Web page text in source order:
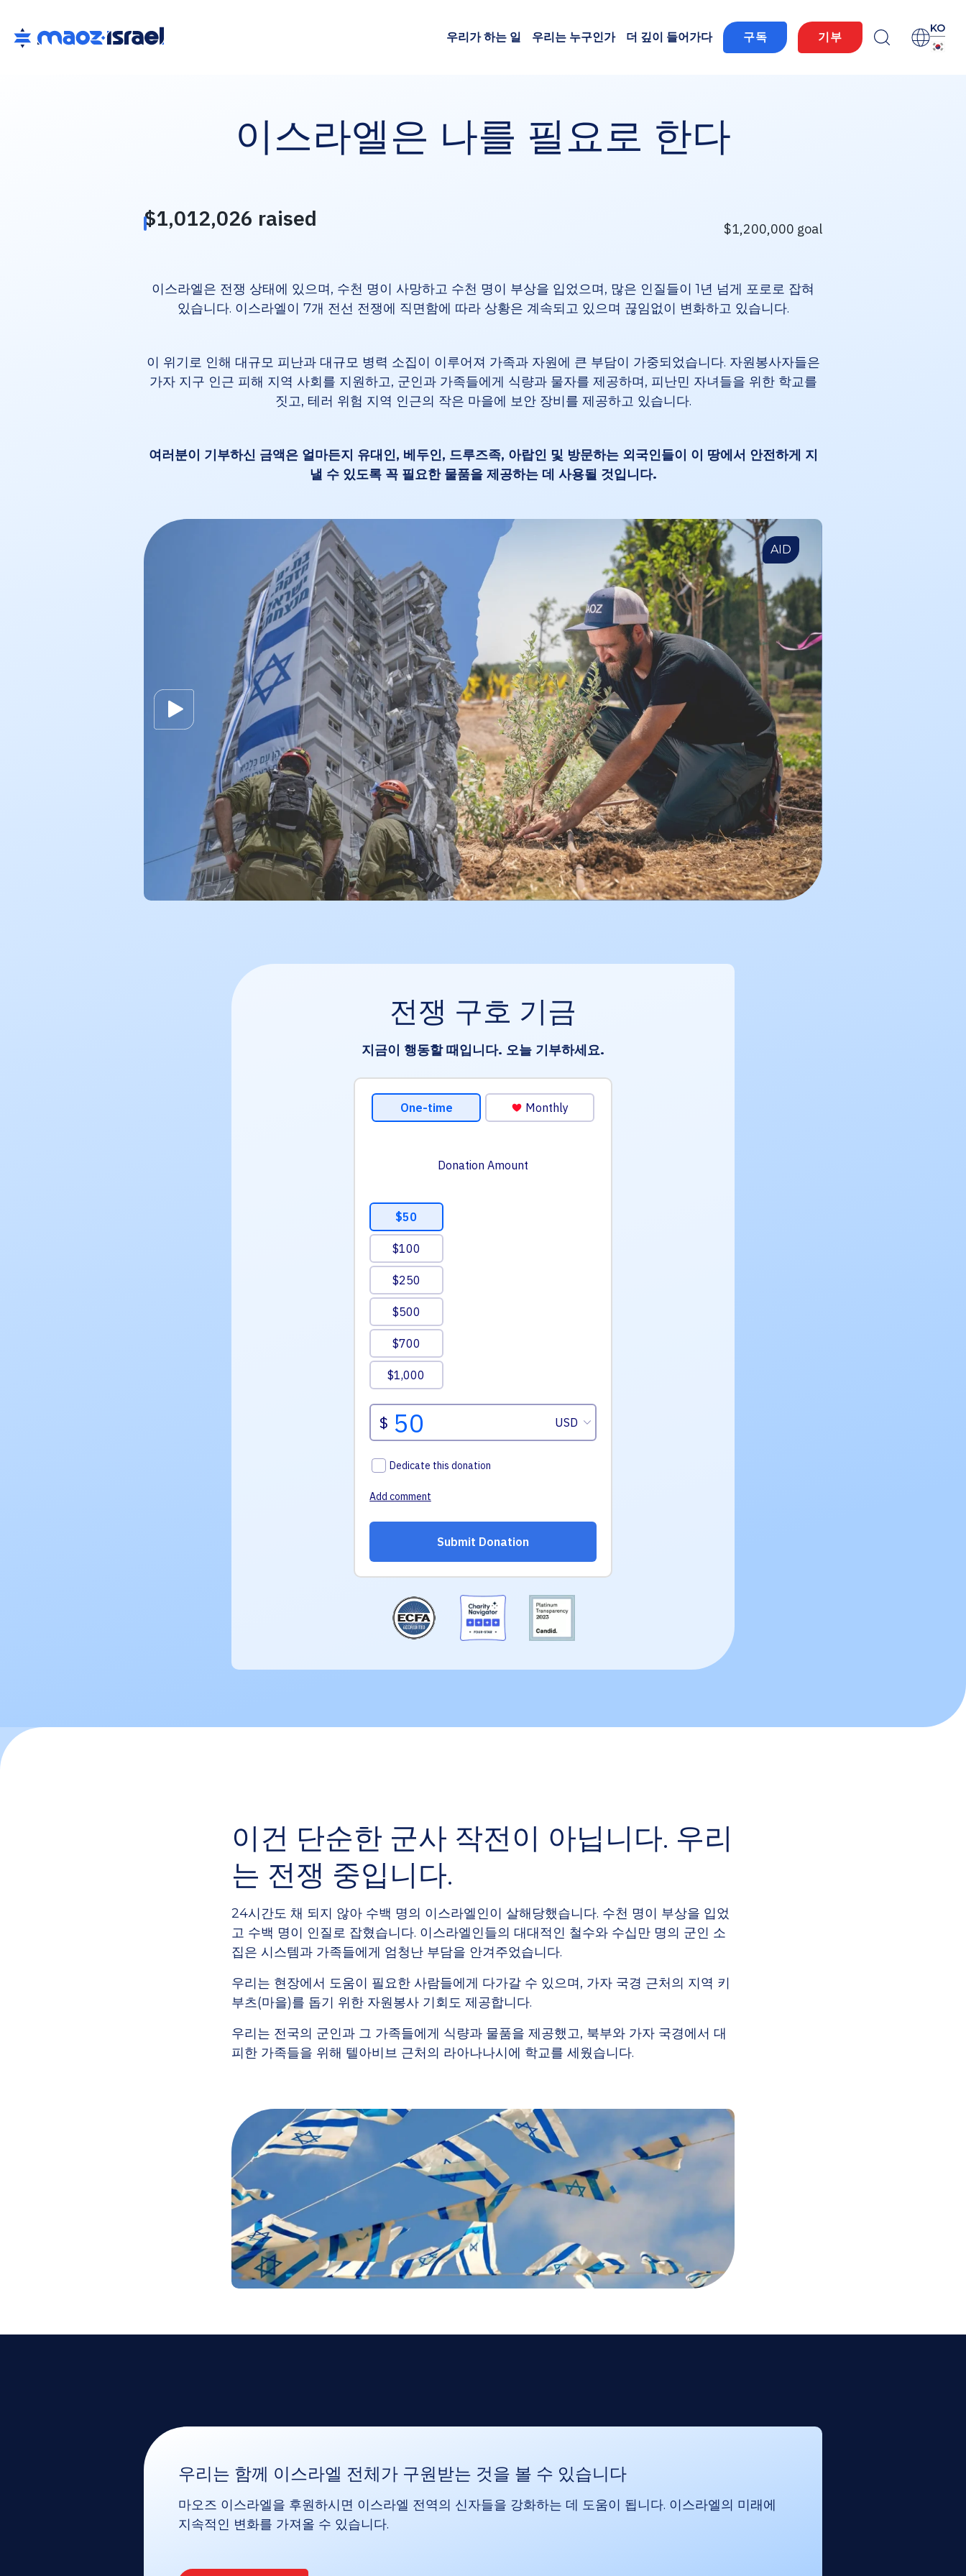
우리가 하는 일 우리는 누구인가 더 깊이 들어가다 구독 기부
KO
이스라엘은 나를 필요로 한다
이스라엘은 전쟁 상태에 있으며, 수천 명이 사망하고 수천 명이 부상을 입었으며, 많은 인질들이 1년 넘게 포로로 잡혀
있습니다. 이스라엘이 7개 전선 전쟁에 직면함에 따라 상황은 계속되고 있으며 끊임없이 변화하고 있습니다.
이 위기로 인해 대규모 피난과 대규모 병력 소집이 이루어져 가족과 자원에 큰 부담이 가중되었습니다. 자원봉사자들은
가자 지구 인근 피해 지역 사회를 지원하고, 군인과 가족들에게 식량과 물자를 제공하며, 피난민 자녀들을 위한 학교를
짓고, 테러 위험 지역 인근의 작은 마을에 보안 장비를 제공하고 있습니다.
여러분이 기부하신 금액은 얼마든지 유대인, 베두인, 드루즈족, 아랍인 및 방문하는 외국인들이 이 땅에서 안전하게 지
낼 수 있도록 꼭 필요한 물품을 제공하는 데 사용될 것입니다.
AID
전쟁 구호 기금
지금이 행동할 때입니다. 오늘 기부하세요.
이건 단순한 군사 작전이 아닙니다. 우리
는 전쟁 중입니다.
24시간도 채 되지 않아 수백 명의 이스라엘인이 살해당했습니다. 수천 명이 부상을 입었
고 수백 명이 인질로 잡혔습니다. 이스라엘인들의 대대적인 철수와 수십만 명의 군인 소
집은 시스템과 가족들에게 엄청난 부담을 안겨주었습니다.
우리는 현장에서 도움이 필요한 사람들에게 다가갈 수 있으며, 가자 국경 근처의 지역 키
부츠(마을)를 돕기 위한 자원봉사 기회도 제공합니다.
우리는 전국의 군인과 그 가족들에게 식량과 물품을 제공했고, 북부와 가자 국경에서 대
피한 가족들을 위해 텔아비브 근처의 라아나나시에 학교를 세웠습니다.
우리는 함께 이스라엘 전체가 구원받는 것을 볼 수 있습니다
마오즈 이스라엘을 후원하시면 이스라엘 전역의 신자들을 강화하는 데 도움이 됩니다. 이스라엘의 미래에
지속적인 변화를 가져올 수 있습니다.